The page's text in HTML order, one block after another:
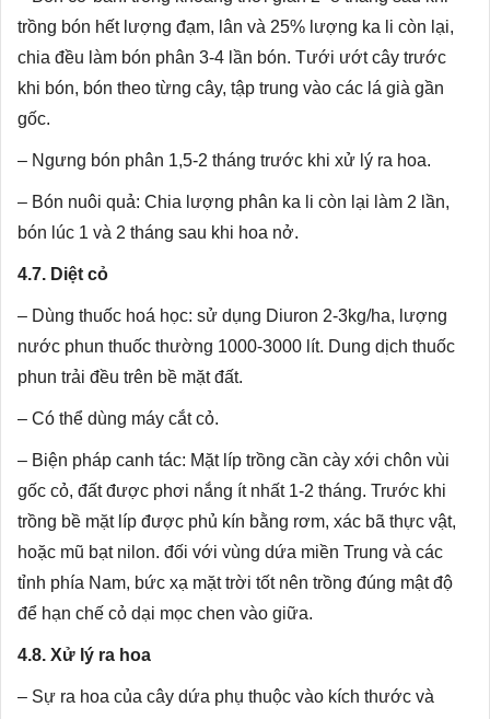
trồng bón hết lượng đạm, lân và 25% lượng ka li còn lại,
chia đều làm bón phân 3-4 lần bón. Tưới ướt cây trước
khi bón, bón theo từng cây, tập trung vào các lá già gần
gốc.
– Ngưng bón phân 1,5-2 tháng trước khi xử lý ra hoa.
– Bón nuôi quả: Chia lượng phân ka li còn lại làm 2 lần,
bón lúc 1 và 2 tháng sau khi hoa nở.
4.7. Diệt cỏ
– Dùng thuốc hoá học: sử dụng Diuron 2-3kg/ha, lượng
nước phun thuốc thường 1000-3000 lít. Dung dịch thuốc
phun trải đều trên bề mặt đất.
– Có thể dùng máy cắt cỏ.
– Biện pháp canh tác: Mặt líp trồng cần cày xới chôn vùi
gốc cỏ, đất được phơi nắng ít nhất 1-2 tháng. Trước khi
trồng bề mặt líp được phủ kín bằng rơm, xác bã thực vật,
hoặc mũ bạt nilon. đối với vùng dứa miền Trung và các
tỉnh phía Nam, bức xạ mặt trời tốt nên trồng đúng mật độ
để hạn chế cỏ dại mọc chen vào giữa.
4.8. Xử lý ra hoa
– Sự ra hoa của cây dứa phụ thuộc vào kích thước và